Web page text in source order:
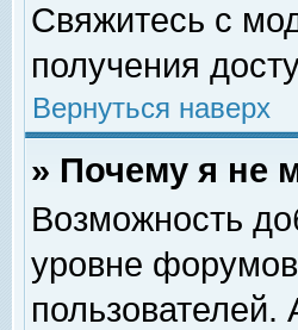
Свяжитесь с
получения
Вернуться наверх
» Почему я не
Возможность
уровне